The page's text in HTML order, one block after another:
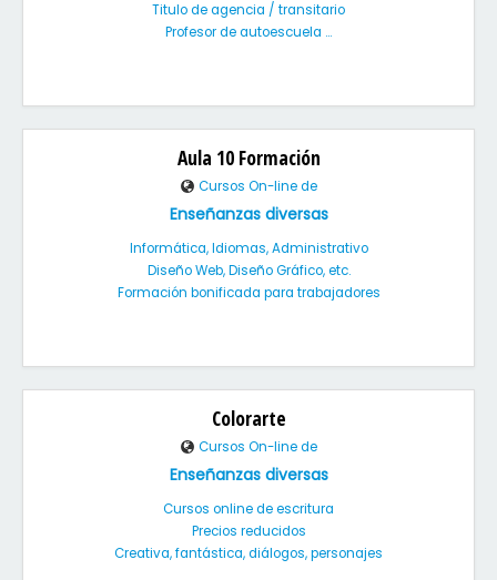
Titulo de agencia / transitario
Profesor de autoescuela ...
Aula 10 Formación
Cursos On-line de
Enseñanzas diversas
Informática, Idiomas, Administrativo
Diseño Web, Diseño Gráfico, etc.
Formación bonificada para trabajadores
Colorarte
Cursos On-line de
Enseñanzas diversas
Cursos online de escritura
Precios reducidos
Creativa, fantástica, diálogos, personajes